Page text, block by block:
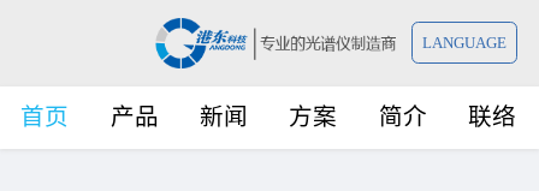
LANGUAGE
首页 产品 新闻 方案 简介 联络